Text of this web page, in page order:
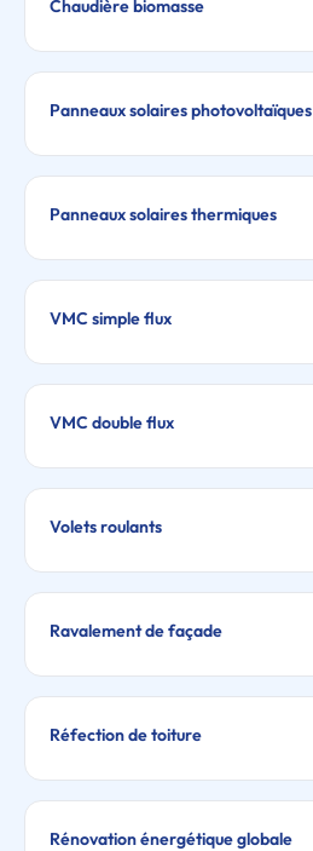
Chaudière biomasse
Panneaux solaires photovoltaïques
Panneaux solaires thermiques
VMC simple flux
VMC double flux
Volets roulants
Ravalement de façade
Réfection de toiture
Rénovation énergétique globale